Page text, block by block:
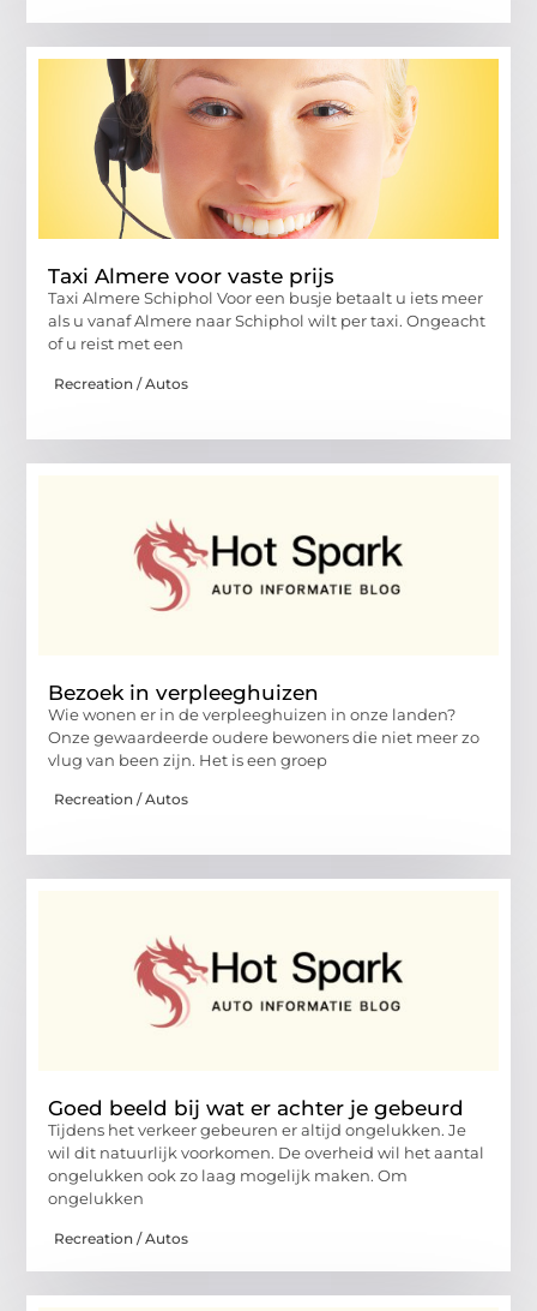
Taxi Almere voor vaste prijs
Taxi Almere Schiphol Voor een busje betaalt u iets meer
als u vanaf Almere naar Schiphol wilt per taxi. Ongeacht
of u reist met een
Recreation / Autos
Bezoek in verpleeghuizen
Wie wonen er in de verpleeghuizen in onze landen?
Onze gewaardeerde oudere bewoners die niet meer zo
vlug van been zijn. Het is een groep
Recreation / Autos
Goed beeld bij wat er achter je gebeurd
Tijdens het verkeer gebeuren er altijd ongelukken. Je
wil dit natuurlijk voorkomen. De overheid wil het aantal
ongelukken ook zo laag mogelijk maken. Om
ongelukken
Recreation / Autos